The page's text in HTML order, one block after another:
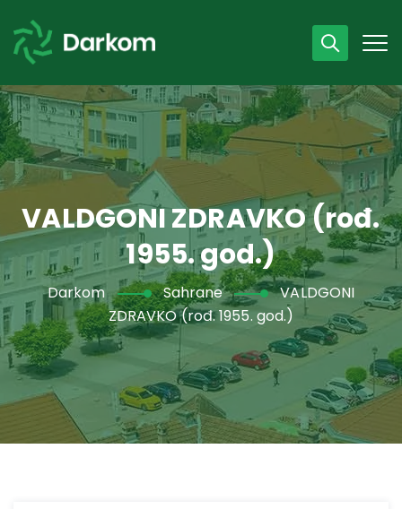
Radno vrijeme
07 - 15 h
043 /440 750
VALDGONI ZDRAVKO (rođ.
1955. god.)
Darkom Sahrane
VALDGONI
ZDRAVKO (rođ. 1955. god.)